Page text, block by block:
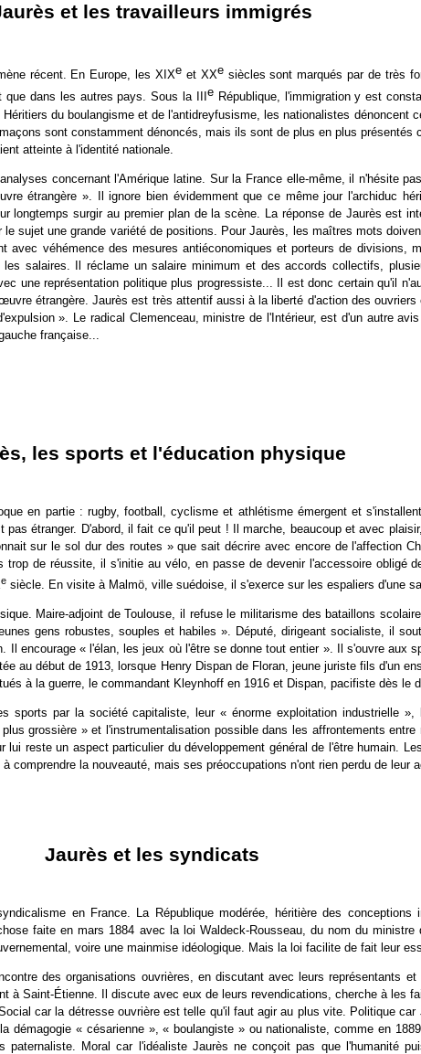
et les travailleurs immigrés
récent. En Europe, les XIXe et XXesiècles sont marqués par de très
dans les autres pays. Sous la III eRépublique, l'immigration y est
du boulangisme et de l'antidreyfusisme, les nationalistes dénoncent
sont constamment dénoncés, mais ils sont de plus en plus présentés
atteinte à l'identité nationale.
concernant l'Amérique latine. Sur la France elle-même, il n'hésite
uvre étrangère ». Il ignore bien évidemment que ce même jour l'archiduc
longtemps surgir au premier plan de la scène. La réponse de Jaurès est
sujet une grande variété de positions. Pour Jaurès, les maîtres mots
avec véhémence des mesures antiéconomiques et porteurs de divisions,
salaires. Il réclame un salaire minimum et des accords collectifs,
une représentation politique plus progressiste... Il est donc certain qu'il
uvre étrangère. Jaurès est très attentif aussi à la liberté d'action des
». Le radical Clemenceau, ministre de l'Intérieur, est d'un autre
française...
les sports et l'éducation physique
en partie : rugby, football, cyclisme et athlétisme émergent et
étranger. D'abord, il fait ce qu'il peut ! Il marche, beaucoup et avec
sur le sol dur des routes » que sait décrire avec encore de l'affection
de réussite, il s'initie au vélo, en passe de devenir l'accessoire obligé
e siècle. En visite à Malmö, ville suédoise, il s'exerce sur les espaliers d'une
Maire-adjoint de Toulouse, il refuse le militarisme des bataillons
gens robustes, souples et habiles ». Député, dirigeant socialiste, il
Il encourage « l'élan, les jeux où l'être se donne tout entier ». Il s'ouvre aux
au début de 1913, lorsque Henry Dispan de Floran, jeune juriste fils d'un
à la guerre, le commandant Kleynhoff en 1916 et Dispan, pacifiste dès le
sports par la société capitaliste, leur « énorme exploitation industrielle
grossière » et l'instrumentalisation possible dans les affrontements
reste un aspect particulier du développement général de l'être humain.
comprendre la nouveauté, mais ses préoccupations n'ont rien perdu de leur
Jaurès et les syndicats
en France. La République modérée, héritière des conceptions
faite en mars 1884 avec la loi Waldeck-Rousseau, du nom du ministre
voire une mainmise idéologique. Mais la loi facilite de fait leur
des organisations ouvrières, en discutant avec leurs représentants
à Saint-Étienne. Il discute avec eux de leurs revendications, cherche à les
car la détresse ouvrière est telle qu'il faut agir au plus vite. Politique
démagogie « césarienne », « boulangiste » ou nationaliste, comme en
Moral car l'idéaliste Jaurès ne conçoit pas que l'humanité